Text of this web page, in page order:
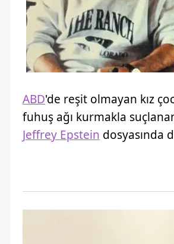
ABD'de reşit olmayan kız
fuhuş ağı kurmakla
Jeffrey Epstein dosyasında